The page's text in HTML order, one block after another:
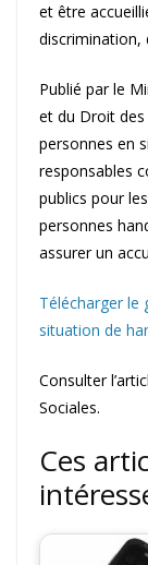
et être
discrimination,
Publié par le
et du Droit des
personnes en
responsables
publics pour
personnes
assurer un
Télécharger le
situation de
Consulter
Sociales.
Ces